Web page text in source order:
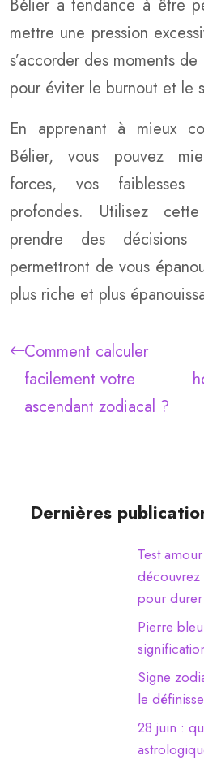
Bélier a tendance à être
mettre une pression
s’accorder des moments
pour éviter le burnout et le
En apprenant à mieux
Bélier, vous pouvez
forces, vos
profondes. Utilisez
prendre des décisions
permettront de vous
plus riche et plus
Comment calculer
facilement votre
ascendant zodiacal ?
Dernières
Test
découvrez
pour
Pierre
Signe
le
28 juin :